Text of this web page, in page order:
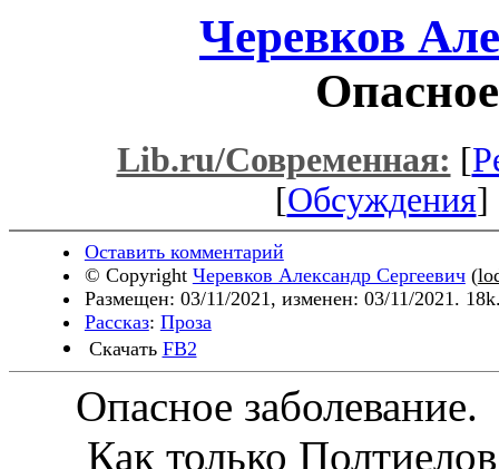
Черевков
Lib.ru/Современная: [
[Обсуждения]
Оставить комментарий
© Copyright Черевков Александр Сергеевич(
Размещен: 03/11/2021, изменен: 03/11/2021.
Рассказ: Проза
Скачать FB2
Опасное заболевание.
Как только